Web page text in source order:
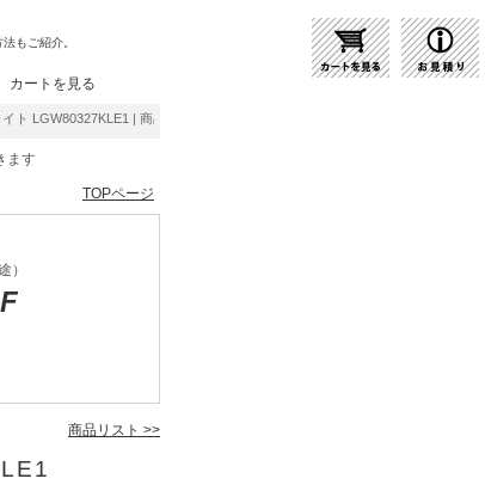
もご紹介。
カートを見る
| 商品紹介 | 照明器具の通販・インテリア照明の通信販売【ライ
ます
TOPページ
）
商品リスト >>